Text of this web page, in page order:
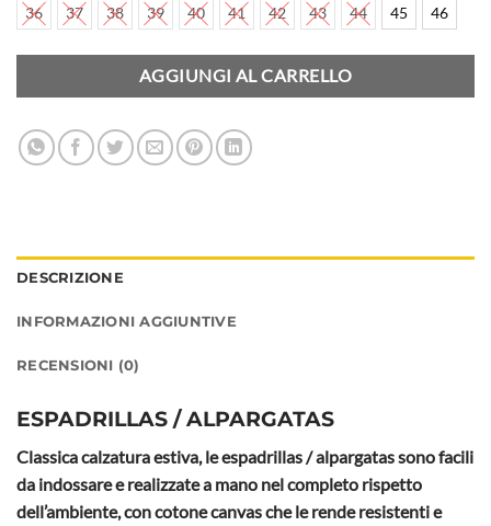
36 37 38 39 40 41 42 43 44 45 46
AGGIUNGI AL CARRELLO
DESCRIZIONE
INFORMAZIONI AGGIUNTIVE
RECENSIONI (0)
ESPADRILLAS / ALPARGATAS
Classica calzatura estiva, le espadrillas / alpargatas sono facili
da indossare e realizzate a mano nel completo rispetto
dell’ambiente, con cotone canvas che le rende resistenti e